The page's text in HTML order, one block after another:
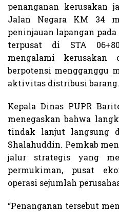
penanganan kerusakan
Jalan Negara KM 34
peninjauan lapangan pada
terpusat di STA
mengalami kerusakan
berpotensi mengganggu
aktivitas distribusi barang.
Kepala Dinas PUPR
menegaskan bahwa
tindak lanjut langsung
Shalahuddin. Pemkab
jalur strategis yang
permukiman, pusat
operasi sejumlah
“Penanganan tersebut